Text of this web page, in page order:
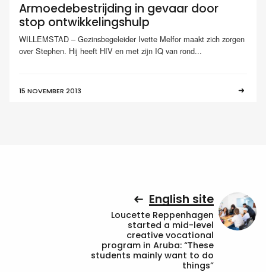
Armoedebestrijding in gevaar door
stop ontwikkelingshulp
WILLEMSTAD – Gezinsbegeleider Ivette Melfor maakt zich zorgen
over Stephen. Hij heeft HIV en met zijn IQ van rond...
15 NOVEMBER 2013
English site
Loucette Reppenhagen
started a mid-level
creative vocational
program in Aruba: “These
students mainly want to do
things”